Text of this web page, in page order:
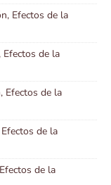
Efectos de la
Efectos de la
Efectos de la
de la
de la